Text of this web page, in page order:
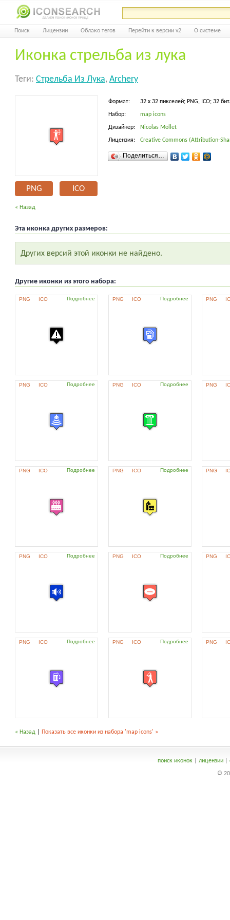
Поиск Лицензии Облако тегов Перейти к версии v2 О системе
Иконка стрельба из лука
Теги: Стрельба Из Лука, Archery
PNG ICO
Формат: 32 x 32 пикселей; PNG, ICO; 32
Набор: map icons
Дизайнер: Nicolas Mollet
Лицензия: Creative Commons (Attribution-
Поделиться…
« Назад
Эта иконка других размеров:
Других версий этой иконки не найдено.
Другие иконки из этого набора:
PNG ICO Подробнее PNG ICO Подробнее PNG
PNG ICO Подробнее PNG ICO Подробнее PNG
PNG ICO Подробнее PNG ICO Подробнее PNG
PNG ICO Подробнее PNG ICO Подробнее PNG
PNG ICO Подробнее PNG ICO Подробнее PNG
« Назад Показать все иконки из набора 'map icons' »
поиск иконок| лицензии|
©